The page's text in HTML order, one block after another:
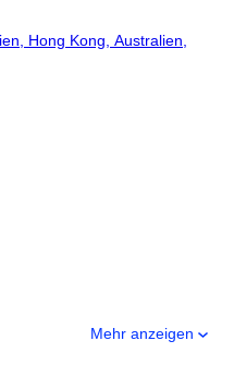
Hong Kong, Australien,
Mehr anzeigen